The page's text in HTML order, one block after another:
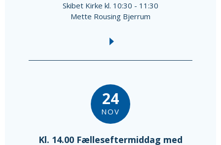
Skibet Kirke kl. 10:30 - 11:30
Mette Rousing Bjerrum
24
NOV
Kl. 14.00 Fælleseftermiddag med